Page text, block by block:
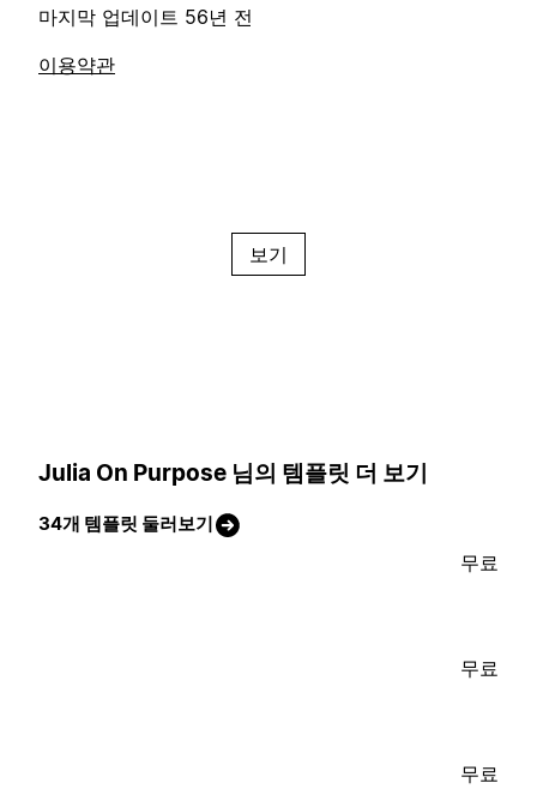
마지막 업데이트 56년 전
이용약관
보기
Julia On Purpose 님의 템플릿 더 보기
34개 템플릿 둘러보기
무료
무료
무료